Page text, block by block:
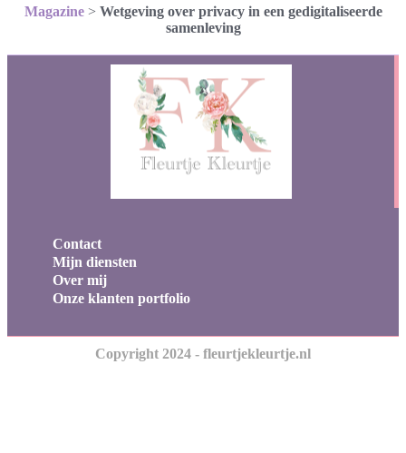
Magazine> Wetgeving over privacy in een gedigitaliseerde
samenleving
Contact
Mijn diensten
Over mij
Onze klanten portfolio
Copyright 2024 - fleurtjekleurtje.nl